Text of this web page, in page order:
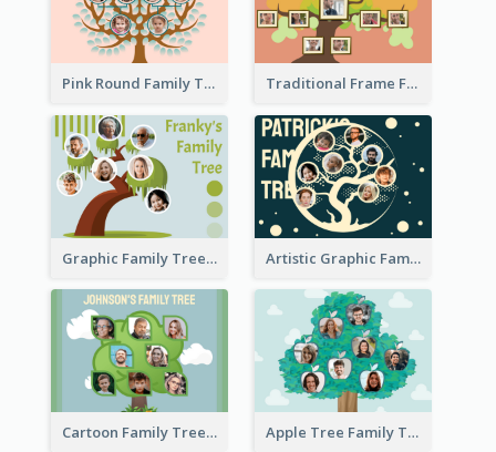
Pink Round Family Tree with Background Traditional Frame Family Tree with Pictures
Graphic Family Tree Artistic Graphic Family Tree
Cartoon Family Tree Apple Tree Family Tree